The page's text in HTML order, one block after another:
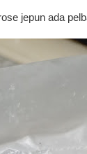
jepun ada